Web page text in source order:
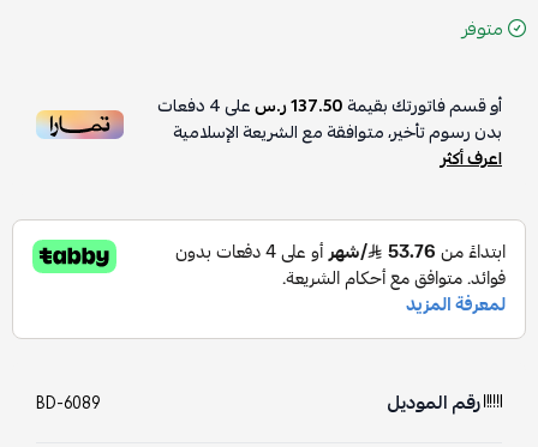
متوفر
أو قسم فاتورتك بقيمة137.50 ر.س على4دفعات
بدون رسوم تأخير، متوافقة مع الشريعة الإسلامية
اعرف أكثر
رقم الموديل BD-6089